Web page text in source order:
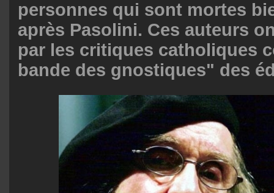
personnes qui sont mortes
après Pasolini. Ces auteurs
par les critiques catholiques
bande des gnostiques" des